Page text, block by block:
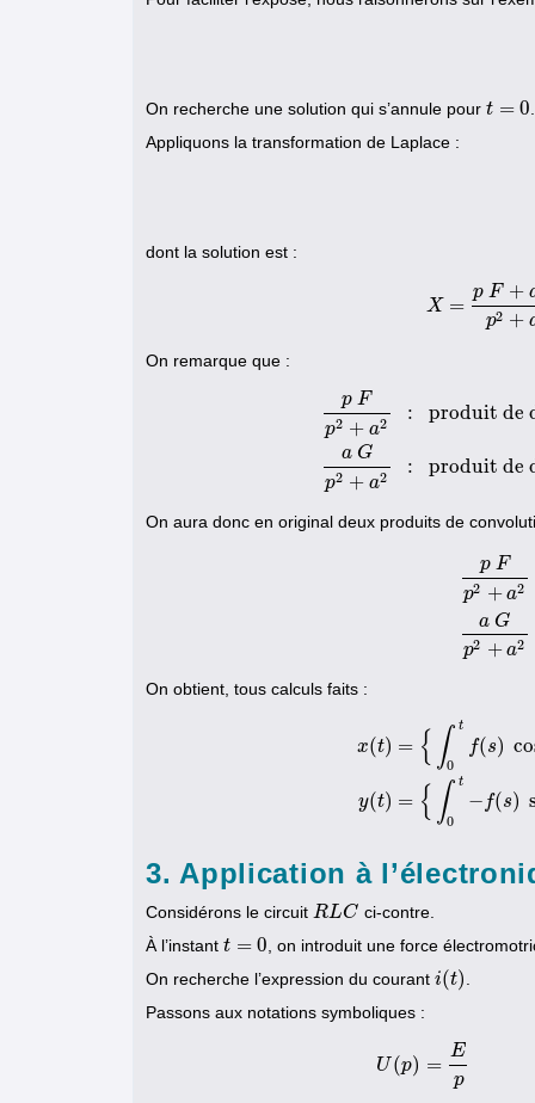
On recherche une solution qui s’annule pour t = 0
t= 0
Appliquons la transformation de Laplace :
dont la solution est :
X =
p F +
p2 +
X=p F+
On remarque que :
p F
p2 + a2
a G
p2 + a2
: produit de
: produit de
p 2 +a
On aura donc en original deux produits de
p F
p2 + a2
a G
p2 + a2
p 2
On obtient, tous calculs faits :
x(t)
y(t)
= { ∫ t
0
f(s)
= { ∫ t
0
− f(s)
) cos
3. Application à
Considérons le circuit RLC
RLC
ci-contre.
À l’instant t = 0
t= 0 , on introduit une force
On recherche l’expression du courant i(t)
i(t)
Passons aux notations symboliques :
U (p) =
E
p
Z(